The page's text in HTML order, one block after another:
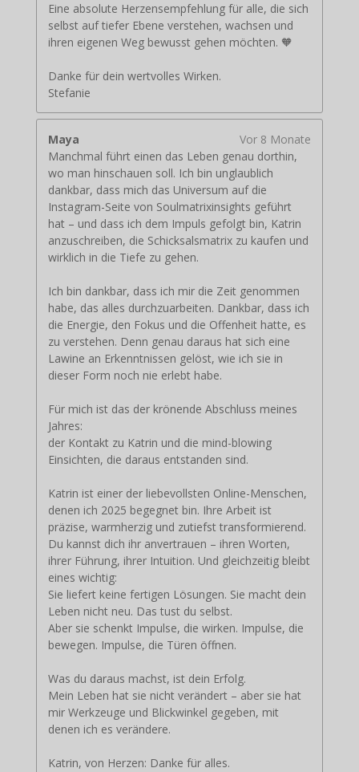
Eine absolute Herzensempfehlung für alle, die sich
selbst auf tiefer Ebene verstehen, wachsen und
ihren eigenen Weg bewusst gehen möchten. 🧡
Danke für dein wertvolles Wirken.
Stefanie
Maya
Vor 8 Monate
Manchmal führt einen das Leben genau dorthin,
wo man hinschauen soll. Ich bin unglaublich
dankbar, dass mich das Universum auf die
Instagram-Seite von Soulmatrixinsights geführt
hat – und dass ich dem Impuls gefolgt bin, Katrin
anzuschreiben, die Schicksalsmatrix zu kaufen und
wirklich in die Tiefe zu gehen.
Ich bin dankbar, dass ich mir die Zeit genommen
habe, das alles durchzuarbeiten. Dankbar, dass ich
die Energie, den Fokus und die Offenheit hatte, es
zu verstehen. Denn genau daraus hat sich eine
Lawine an Erkenntnissen gelöst, wie ich sie in
dieser Form noch nie erlebt habe.
Für mich ist das der krönende Abschluss meines
Jahres:
der Kontakt zu Katrin und die mind-blowing
Einsichten, die daraus entstanden sind.
Katrin ist einer der liebevollsten Online-Menschen,
denen ich 2025 begegnet bin. Ihre Arbeit ist
präzise, warmherzig und zutiefst transformierend.
Du kannst dich ihr anvertrauen – ihren Worten,
ihrer Führung, ihrer Intuition. Und gleichzeitig bleibt
eines wichtig:
Sie liefert keine fertigen Lösungen. Sie macht dein
Leben nicht neu. Das tust du selbst.
Aber sie schenkt Impulse, die wirken. Impulse, die
bewegen. Impulse, die Türen öffnen.
Was du daraus machst, ist dein Erfolg.
Mein Leben hat sie nicht verändert – aber sie hat
mir Werkzeuge und Blickwinkel gegeben, mit
denen ich es verändere.
Katrin, von Herzen: Danke für alles.